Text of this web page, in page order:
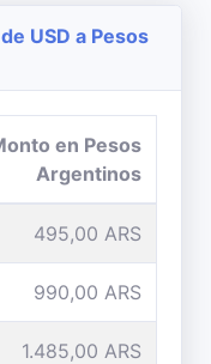
USD a Pesos
en Pesos
Argentinos
495,00 ARS
990,00 ARS
1.485,00 ARS